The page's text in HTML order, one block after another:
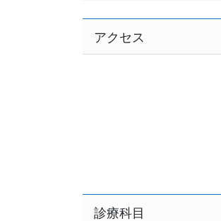
アクセス
診療科目